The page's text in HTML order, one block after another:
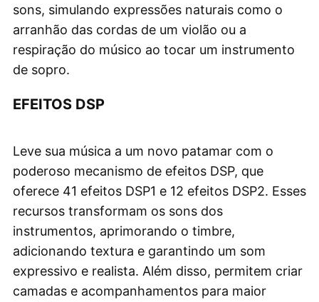
sons, simulando expressões naturais como o
arranhão das cordas de um violão ou a
respiração do músico ao tocar um instrumento
de sopro.
EFEITOS DSP
Leve sua música a um novo patamar com o
poderoso mecanismo de efeitos DSP, que
oferece 41 efeitos DSP1 e 12 efeitos DSP2. Esses
recursos transformam os sons dos
instrumentos, aprimorando o timbre,
adicionando textura e garantindo um som
expressivo e realista. Além disso, permitem criar
camadas e acompanhamentos para maior